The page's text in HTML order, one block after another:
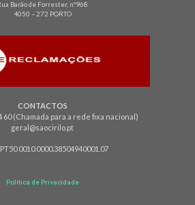
Barão de Forrester, nº968
4050 – 272 PORTO
CONTACTOS
60 (Chamada para a rede fixa nacional)
geral@saocirilo.pt
0010.0000.38504940001.07
Política de Privacidade